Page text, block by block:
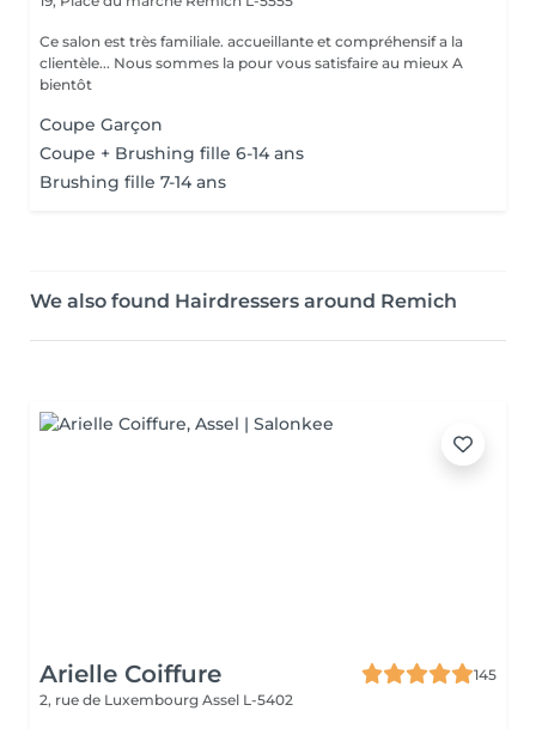
Ce salon est très familiale. accueillante et compréhensif a la
clientèle... Nous sommes la pour vous satisfaire au mieux A
bientôt
Coupe Garçon
Coupe + Brushing fille 6-14 ans
Brushing fille 7-14 ans
We also found Hairdressers around Remich
Arielle Coiffure
145
2, rue de Luxembourg Assel L-5402